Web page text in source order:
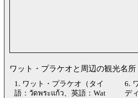
ワット・プラケオと周辺の観光名所
1. ワット・プラケオ（タイ
語：วัดพระแก้ว、英語：Wat
6.
デ